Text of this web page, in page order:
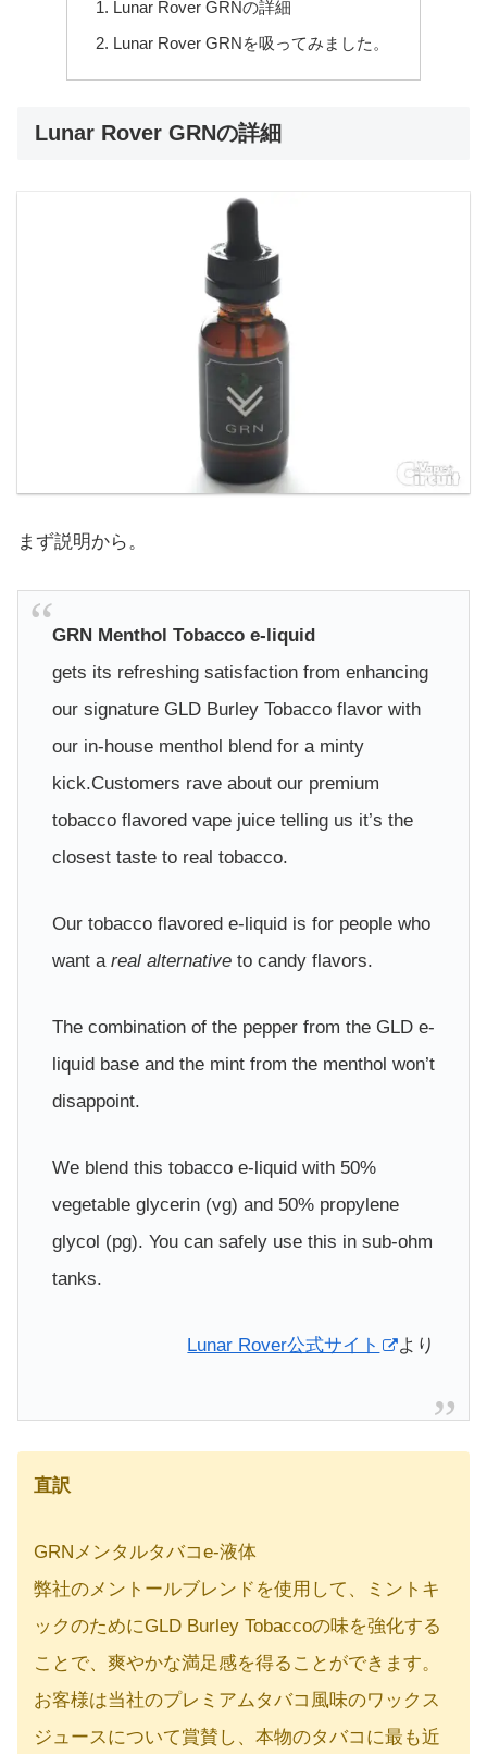
Lunar Rover GRNの詳細
Lunar Rover GRNを吸ってみました。
Lunar Rover GRNの詳細
まず説明から。
GRN Menthol Tobacco e-liquid
gets its refreshing satisfaction from enhancing
our signature GLD Burley Tobacco flavor with
our in-house menthol blend for a minty
kick.Customers rave about our premium
tobacco flavored vape juice telling us it’s the
closest taste to real tobacco.
Our tobacco flavored e-liquid is for people who
want a real alternativeto candy flavors.
The combination of the pepper from the GLD e-
liquid base and the mint from the menthol won’t
disappoint.
We blend this tobacco e-liquid with 50%
vegetable glycerin (vg) and 50% propylene
glycol (pg). You can safely use this in sub-ohm
tanks.
Lunar Rover公式サイト より
直訳
GRNメンタルタバコe-液体
弊社のメントールブレンドを使用して、ミントキ
ックのためにGLD Burley Tobaccoの味を強化する
ことで、爽やかな満足感を得ることができます。
お客様は当社のプレミアムタバコ風味のワックス
ジュースについて賞賛し、本物のタバコに最も近